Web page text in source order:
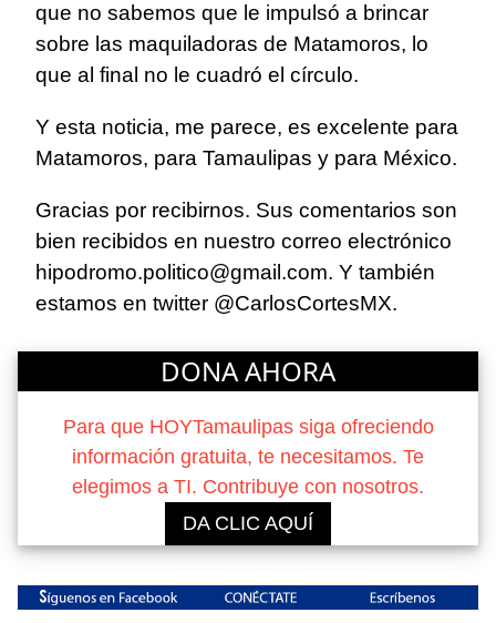
que no sabemos que le impulsó a brincar
sobre las maquiladoras de Matamoros, lo
que al final no le cuadró el círculo.
Y esta noticia, me parece, es excelente para
Matamoros, para Tamaulipas y para México.
Gracias por recibirnos. Sus comentarios son
bien recibidos en nuestro correo electrónico
hipodromo.politico@gmail.com. Y también
estamos en twitter @CarlosCortesMX.
DONA AHORA
Para que HOYTamaulipas siga ofreciendo
información gratuita, te necesitamos. Te
elegimos a TI. Contribuye con nosotros.
DA CLIC AQUÍ